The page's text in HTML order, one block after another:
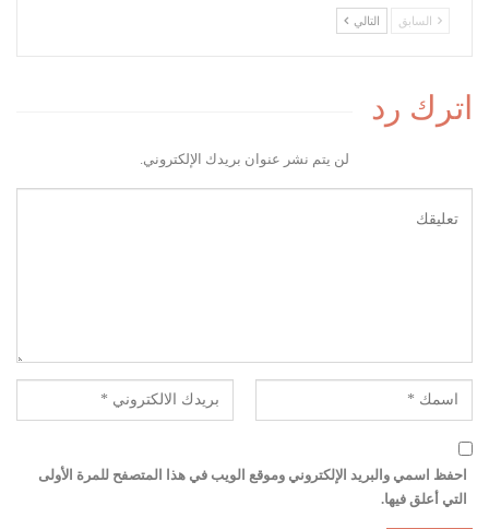
السابق التالي
اترك رد
لن يتم نشر عنوان بريدك الإلكتروني.
احفظ اسمي والبريد الإلكتروني وموقع الويب في هذا المتصفح للمرة الأولى
التي أعلق فيها.